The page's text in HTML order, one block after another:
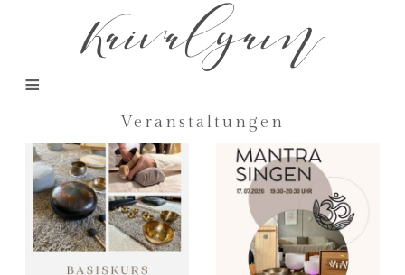
Kaivalyam
Veranstaltungen